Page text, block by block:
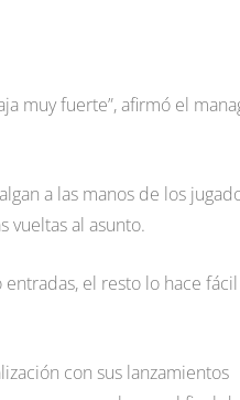
muy fuerte”, afirmó el
a las manos de los
vueltas al asunto.
el resto lo hace fácil
con sus lanzamientos